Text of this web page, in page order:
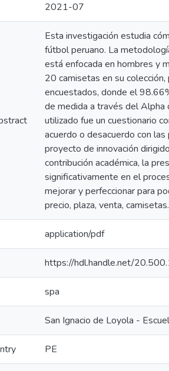
2021-07
Esta investigación estudia
fútbol peruano. La
está enfocada en hombres y
20 camisetas en su
encuestados, donde el
de medida a través del Alpha
utilizado fue un cuestionario
acuerdo o desacuerdo con
proyecto de innovación
contribución académica, la
significativamente en el
mejorar y perfeccionar para
precio, plaza, venta, camisetas.
application/pdf
https://hdl.handle.net/
spa
San Ignacio de Loyola -
PE